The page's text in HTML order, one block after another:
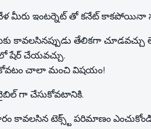
మీరు ఇంటర్నెట్ తో కనేట్ కాకపోయినా
కావలసినప్పుడు తేలికగా చూడవచ్చు
షేర్ చేయవచ్చు.
చాలా మంచి విషయం!
గా చేసుకోవటానికి.
కావలసిన టెక్స్ట్ పరిమాణం